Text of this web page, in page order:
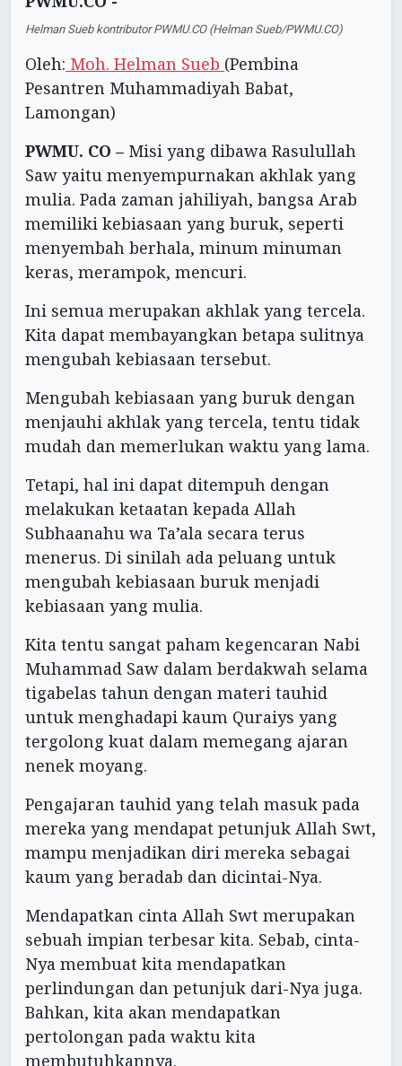
Helman Sueb kontributor PWMU.CO (Helman Sueb/PWMU.CO)
Oleh: Moh. Helman Sueb (Pembina
Pesantren Muhammadiyah Babat,
Lamongan)
PWMU. CO – Misi yang dibawa Rasulullah
Saw yaitu menyempurnakan akhlak yang
mulia. Pada zaman jahiliyah, bangsa Arab
memiliki kebiasaan yang buruk, seperti
menyembah berhala, minum minuman
keras, merampok, mencuri.
Ini semua merupakan akhlak yang tercela.
Kita dapat membayangkan betapa sulitnya
mengubah kebiasaan tersebut.
Mengubah kebiasaan yang buruk dengan
menjauhi akhlak yang tercela, tentu tidak
mudah dan memerlukan waktu yang lama.
Tetapi, hal ini dapat ditempuh dengan
melakukan ketaatan kepada Allah
Subhaanahu wa Ta’ala secara terus
menerus. Di sinilah ada peluang untuk
mengubah kebiasaan buruk menjadi
kebiasaan yang mulia.
Kita tentu sangat paham kegencaran Nabi
Muhammad Saw dalam berdakwah selama
tigabelas tahun dengan materi tauhid
untuk menghadapi kaum Quraiys yang
tergolong kuat dalam memegang ajaran
nenek moyang.
Pengajaran tauhid yang telah masuk pada
mereka yang mendapat petunjuk Allah Swt,
mampu menjadikan diri mereka sebagai
kaum yang beradab dan dicintai-Nya.
Mendapatkan cinta Allah Swt merupakan
sebuah impian terbesar kita. Sebab, cinta-
Nya membuat kita mendapatkan
perlindungan dan petunjuk dari-Nya juga.
Bahkan, kita akan mendapatkan
pertolongan pada waktu kita
membutuhkannya.